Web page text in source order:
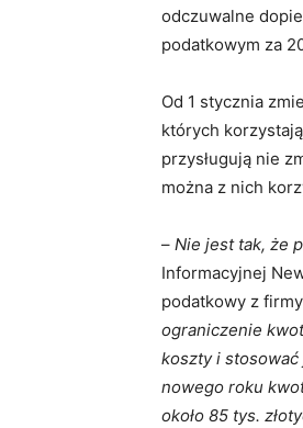
odczuwalne
podatkowym za
Od 1 stycznia
których
przysługują nie
można z nich
– Nie jest tak, że
Informacyjnej
podatkowy z
ograniczenie
koszty i
nowego roku
około 85 tys.